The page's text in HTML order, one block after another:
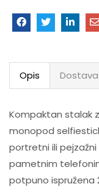
Opis Dostava
Kompaktan stalak
monopod
portretni ili
pametnim
potpuno ispružena